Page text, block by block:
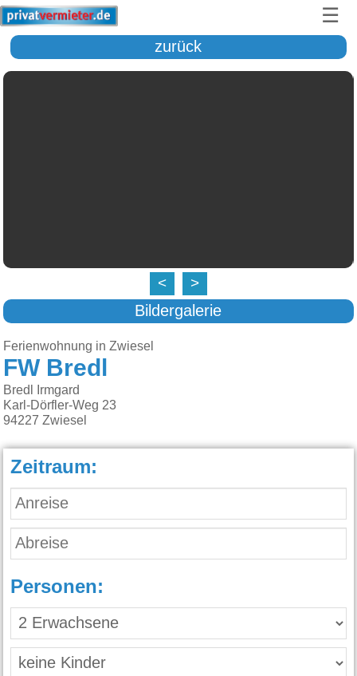
☰
zurück
< >
Bildergalerie
Ferienwohnung in Zwiesel
FW Bredl
Bredl Irmgard
Karl-Dörfler-Weg 23
94227 Zwiesel
Zeitraum:
Personen: